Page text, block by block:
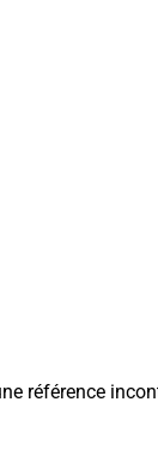
référence